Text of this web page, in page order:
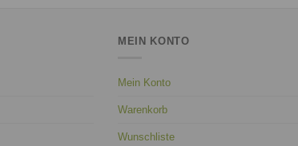
MEIN KONTO
Mein Konto
Warenkorb
Wunschliste